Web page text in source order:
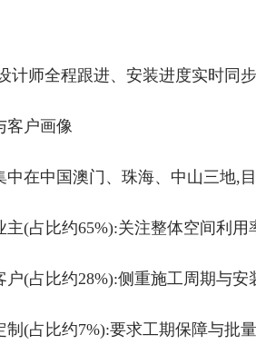
师全程跟进、安装进度实时同步
户画像
在中国澳门、珠海、中山三地,
占比约65%):关注整体空间利用
占比约28%):侧重施工周期与安
(占比约7%):要求工期保障与批